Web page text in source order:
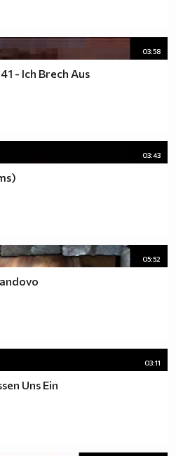
03:58
- Ich Brech Aus
03:43
05:52
03:11
Uns Ein